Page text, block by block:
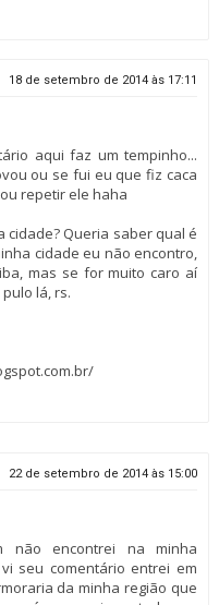
18 de setembro de 2014 às 17:11
aqui faz um tempinho...
ou se fui eu que fiz caca
repetir ele haha
cidade? Queria saber qual é
cidade eu não encontro,
mas se for muito caro aí
lá, rs.
22 de setembro de 2014 às 15:00
não encontrei na minha
seu comentário entrei em
da minha região que